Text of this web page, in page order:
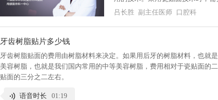
吕长胜 副主任医师 口腔科
牙齿树脂贴片多少钱
牙齿树脂贴面的费用由树脂材料来决定。如果用后牙的树脂材料，也就
美容树脂，也就是我们国内常用的中等美容树脂，费用相对于瓷贴面的
贴面的三分之二左右。
语音时长 01:19